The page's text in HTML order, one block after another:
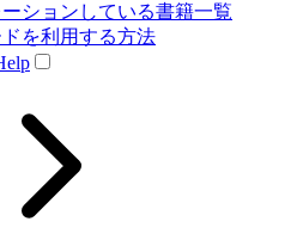
ションしている書籍一覧
を利用する方法